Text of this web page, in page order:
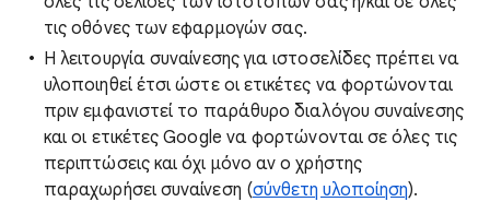
τις οθόνες των εφαρμογών σας.
Η λειτουργία συναίνεσης για ιστοσελίδες πρέπει να
υλοποιηθεί έτσι ώστε οι ετικέτες να φορτώνονται
πριν εμφανιστεί το παράθυρο διαλόγου συναίνεσης
και οι ετικέτες Google να φορτώνονται σε όλες τις
περιπτώσεις και όχι μόνο αν ο χρήστης
παραχωρήσει συναίνεση (σύνθετη υλοποίηση).